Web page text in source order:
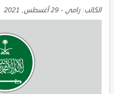
الكاتب: رامي - 29 أغسطس, 2021